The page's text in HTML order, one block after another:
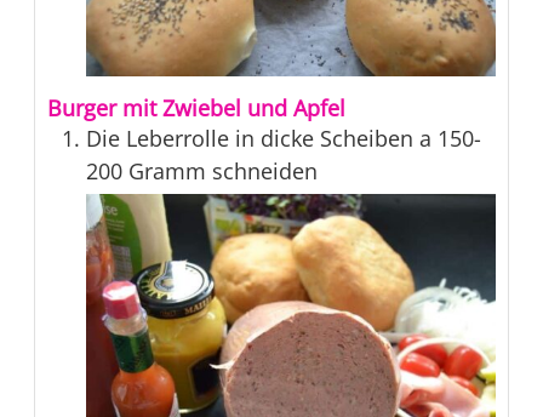
Burger mit Zwiebel und Apfel
Die Leberrolle in dicke Scheiben a 150-
200 Gramm schneiden